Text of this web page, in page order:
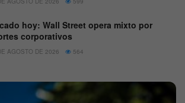
hoy: Wall Street opera mixto por
corporativos
AGOSTO DE 2026 564